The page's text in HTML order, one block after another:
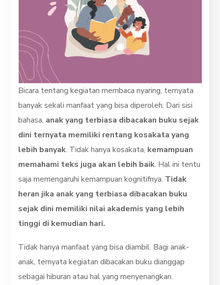
Bicara tentang kegiatan membaca nyaring, ternyata
banyak sekali manfaat yang bisa diperoleh. Dari sisi
bahasa, anak yang terbiasa dibacakan buku sejak
dini ternyata memiliki rentang kosakata yang
lebih banyak. Tidak hanya kosakata, kemampuan
memahami teks juga akan lebih baik. Hal ini tentu
saja memengaruhi kemampuan kognitifnya. Tidak
heran jika anak yang terbiasa dibacakan buku
sejak dini memiliki nilai akademis yang lebih
tinggi di kemudian hari.
Tidak hanya manfaat yang bisa diambil. Bagi anak-
anak, ternyata kegiatan dibacakan buku dianggap
sebagai hiburan atau hal yang menyenangkan.